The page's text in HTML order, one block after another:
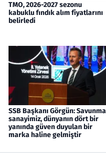
TMO, 2026-2027 sezonu
kabuklu fındık alım fiyatlarını
belirledi
SSB Başkanı Görgün: Savunma
sanayimiz, dünyanın dört bir
yanında güven duyulan bir
marka haline gelmiştir